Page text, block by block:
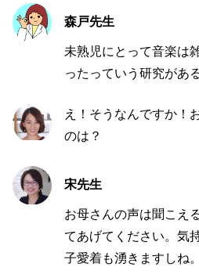
森戸先生
未熟児にとって音楽は
ったっていう研究があ
え！そうなんですか！
のは？
宋先生
お母さんの声は聞こえ
てあげてください。気
子愛着も湧きますしね。